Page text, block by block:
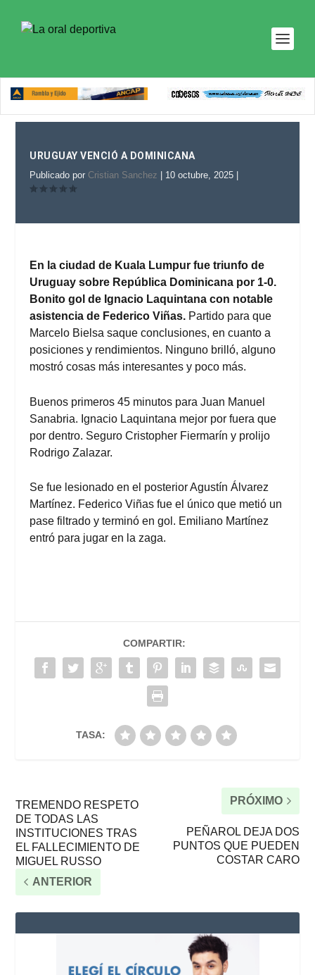
URUGUAY VENCIÓ A DOMINICANA
Publicado por Cristian Sanchez 10 octubre, 2025
En la ciudad de Kuala Lumpur fue triunfo de
Uruguay sobre República Dominicana por 1-0.
Bonito gol de Ignacio Laquintana con notable
asistencia de Federico Viñas. Partido para que
Marcelo Bielsa saque conclusiones, en cuanto a
posiciones y rendimientos. Ninguno brilló, alguno
mostró cosas más interesantes y poco más.
Buenos primeros 45 minutos para Juan Manuel
Sanabria. Ignacio Laquintana mejor por fuera que
por dentro. Seguro Cristopher Fiermarín y prolijo
Rodrigo Zalazar.
Se fue lesionado en el posterior Agustín Álvarez
Martínez. Federico Viñas fue el único que metió un
pase filtrado y terminó en gol. Emiliano Martínez
entró para jugar en la zaga.
COMPARTIR:
TASA:
TREMENDO RESPETO
DE TODAS LAS
INSTITUCIONES TRAS
EL FALLECIMIENTO DE
MIGUEL RUSSO
ANTERIOR
PRÓXIMO
PEÑAROL DEJA DOS
PUNTOS QUE PUEDEN
COSTAR CARO